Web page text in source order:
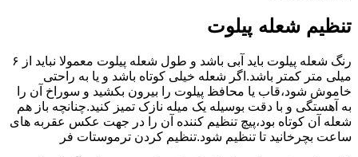
تنظیم شعله پیلوت
رنگ شعله پیلوت باید آبی باشد و طول شعله پیلوت معمولا نباید از ۶
میلی متر کمتر باشد.اگر شعله خیلی کوتاه باشد و یا به راحتی
خاموش شود،قاب یا محافظ پیلوت را بیرون بکشید و سوراخ آن را
به آهستگی و با دقت بوسیله یک میله نازک تمیز کنید.چنانچه باز هم
شعله آن کوتاه بود،پیچ تنظیم کننده آن را در جهت عکس عقربه های
ساعت بچرخانید تا تنظیم شود.تنظیم کردن ترموستات فر